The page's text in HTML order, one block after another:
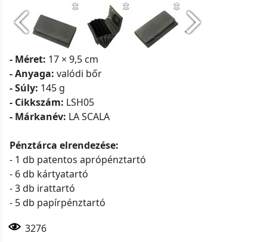
- Méret: 17 × 9,5 cm
- Anyaga: valódi bőr
- Súly: 145 g
- Cikkszám: LSH05
- Márkanév: LA SCALA
Pénztárca elrendezése:
- 1 db patentos aprópénztartó
- 6 db kártyatartó
- 3 db irattartó
- 5 db papírpénztartó
3276